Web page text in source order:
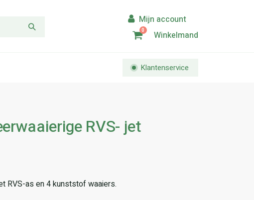
0 Winkelmand
Klantenservice
RVS- jet
RVS-as en 4 kunststof waaiers.